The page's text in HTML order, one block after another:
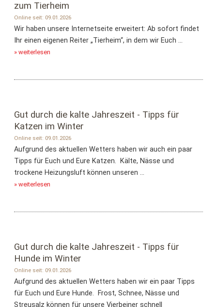
zum Tierheim
Online seit: 09.01.2026
Wir haben unsere Internetseite erweitert: Ab sofort findet
Ihr einen eigenen Reiter „Tierheim“, in dem wir Euch ...
» weiterlesen
Gut durch die kalte Jahreszeit - Tipps für
Katzen im Winter
Online seit: 09.01.2026
Aufgrund des aktuellen Wetters haben wir auch ein paar
Tipps für Euch und Eure Katzen. Kälte, Nässe und
trockene Heizungsluft können unseren ...
» weiterlesen
Gut durch die kalte Jahreszeit - Tipps für
Hunde im Winter
Online seit: 09.01.2026
Aufgrund des aktuellen Wetters haben wir ein paar Tipps
für Euch und Eure Hunde. Frost, Schnee, Nässe und
Streusalz können für unsere Vierbeiner schnell